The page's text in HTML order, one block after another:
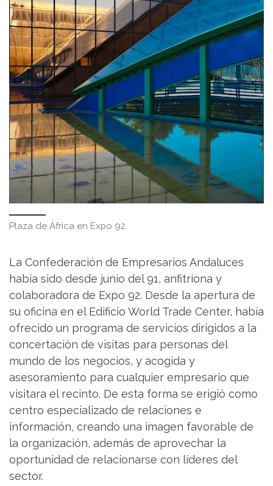
Plaza de África en Expo 92.
La Confederación de Empresarios Andaluces
había sido desde junio del 91, anfitriona y
colaboradora de Expo 92. Desde la apertura de
su oficina en el Edificio World Trade Center, había
ofrecido un programa de servicios dirigidos a la
concertación de visitas para personas del
mundo de los negocios, y acogida y
asesoramiento para cualquier empresario que
visitara el recinto. De esta forma se erigió como
centro especializado de relaciones e
información, creando una imagen favorable de
la organización, además de aprovechar la
oportunidad de relacionarse con líderes del
sector.